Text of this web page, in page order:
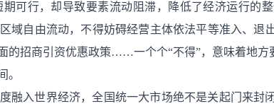
可行，却导致要素流动阻滞，降低了经济运行的
域自由流动，不得妨碍经营主体依法平等准入、退
的招商引资优惠政策……一个个“不得”，意味着地方
。
融入世界经济，全国统一大市场绝不是关起门来封